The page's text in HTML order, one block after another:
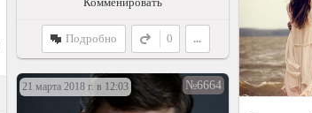
Подробно 0 ...
21 марта 2018 г. в 12:03 №6664